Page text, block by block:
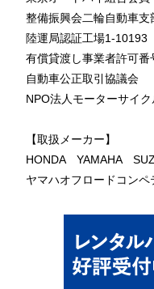
整備振興会二輪自動車支
陸運局認証工場1-10193
有償貸渡し事業者許可
自動車公正取引協議会
NPO法人モーターサイ
【取扱メーカー】
HONDA YAMAHA
ヤマハオフロードコン